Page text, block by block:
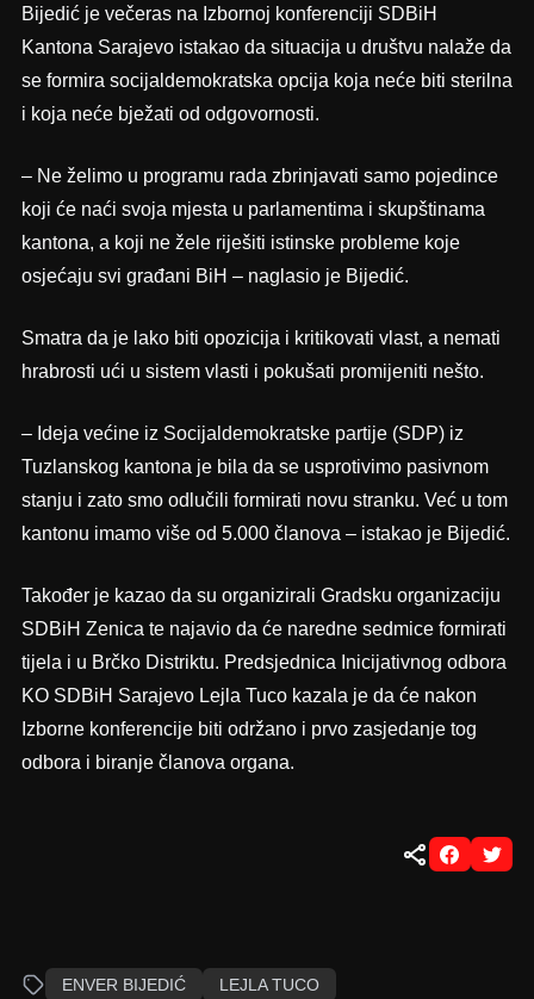
Bijedić je večeras na Izbornoj konferenciji SDBiH
Kantona Sarajevo istakao da situacija u društvu nalaže da
se formira socijaldemokratska opcija koja neće biti sterilna
i koja neće bježati od odgovornosti.
– Ne želimo u programu rada zbrinjavati samo pojedince
koji će naći svoja mjesta u parlamentima i skupštinama
kantona, a koji ne žele riješiti istinske probleme koje
osjećaju svi građani BiH – naglasio je Bijedić.
Smatra da je lako biti opozicija i kritikovati vlast, a nemati
hrabrosti ući u sistem vlasti i pokušati promijeniti nešto.
– Ideja većine iz Socijaldemokratske partije (SDP) iz
Tuzlanskog kantona je bila da se usprotivimo pasivnom
stanju i zato smo odlučili formirati novu stranku. Već u tom
kantonu imamo više od 5.000 članova – istakao je Bijedić.
Također je kazao da su organizirali Gradsku organizaciju
SDBiH Zenica te najavio da će naredne sedmice formirati
tijela i u Brčko Distriktu. Predsjednica Inicijativnog odbora
KO SDBiH Sarajevo Lejla Tuco kazala je da će nakon
Izborne konferencije biti održano i prvo zasjedanje tog
odbora i biranje članova organa.
ENVER BIJEDIĆ LEJLA TUCO